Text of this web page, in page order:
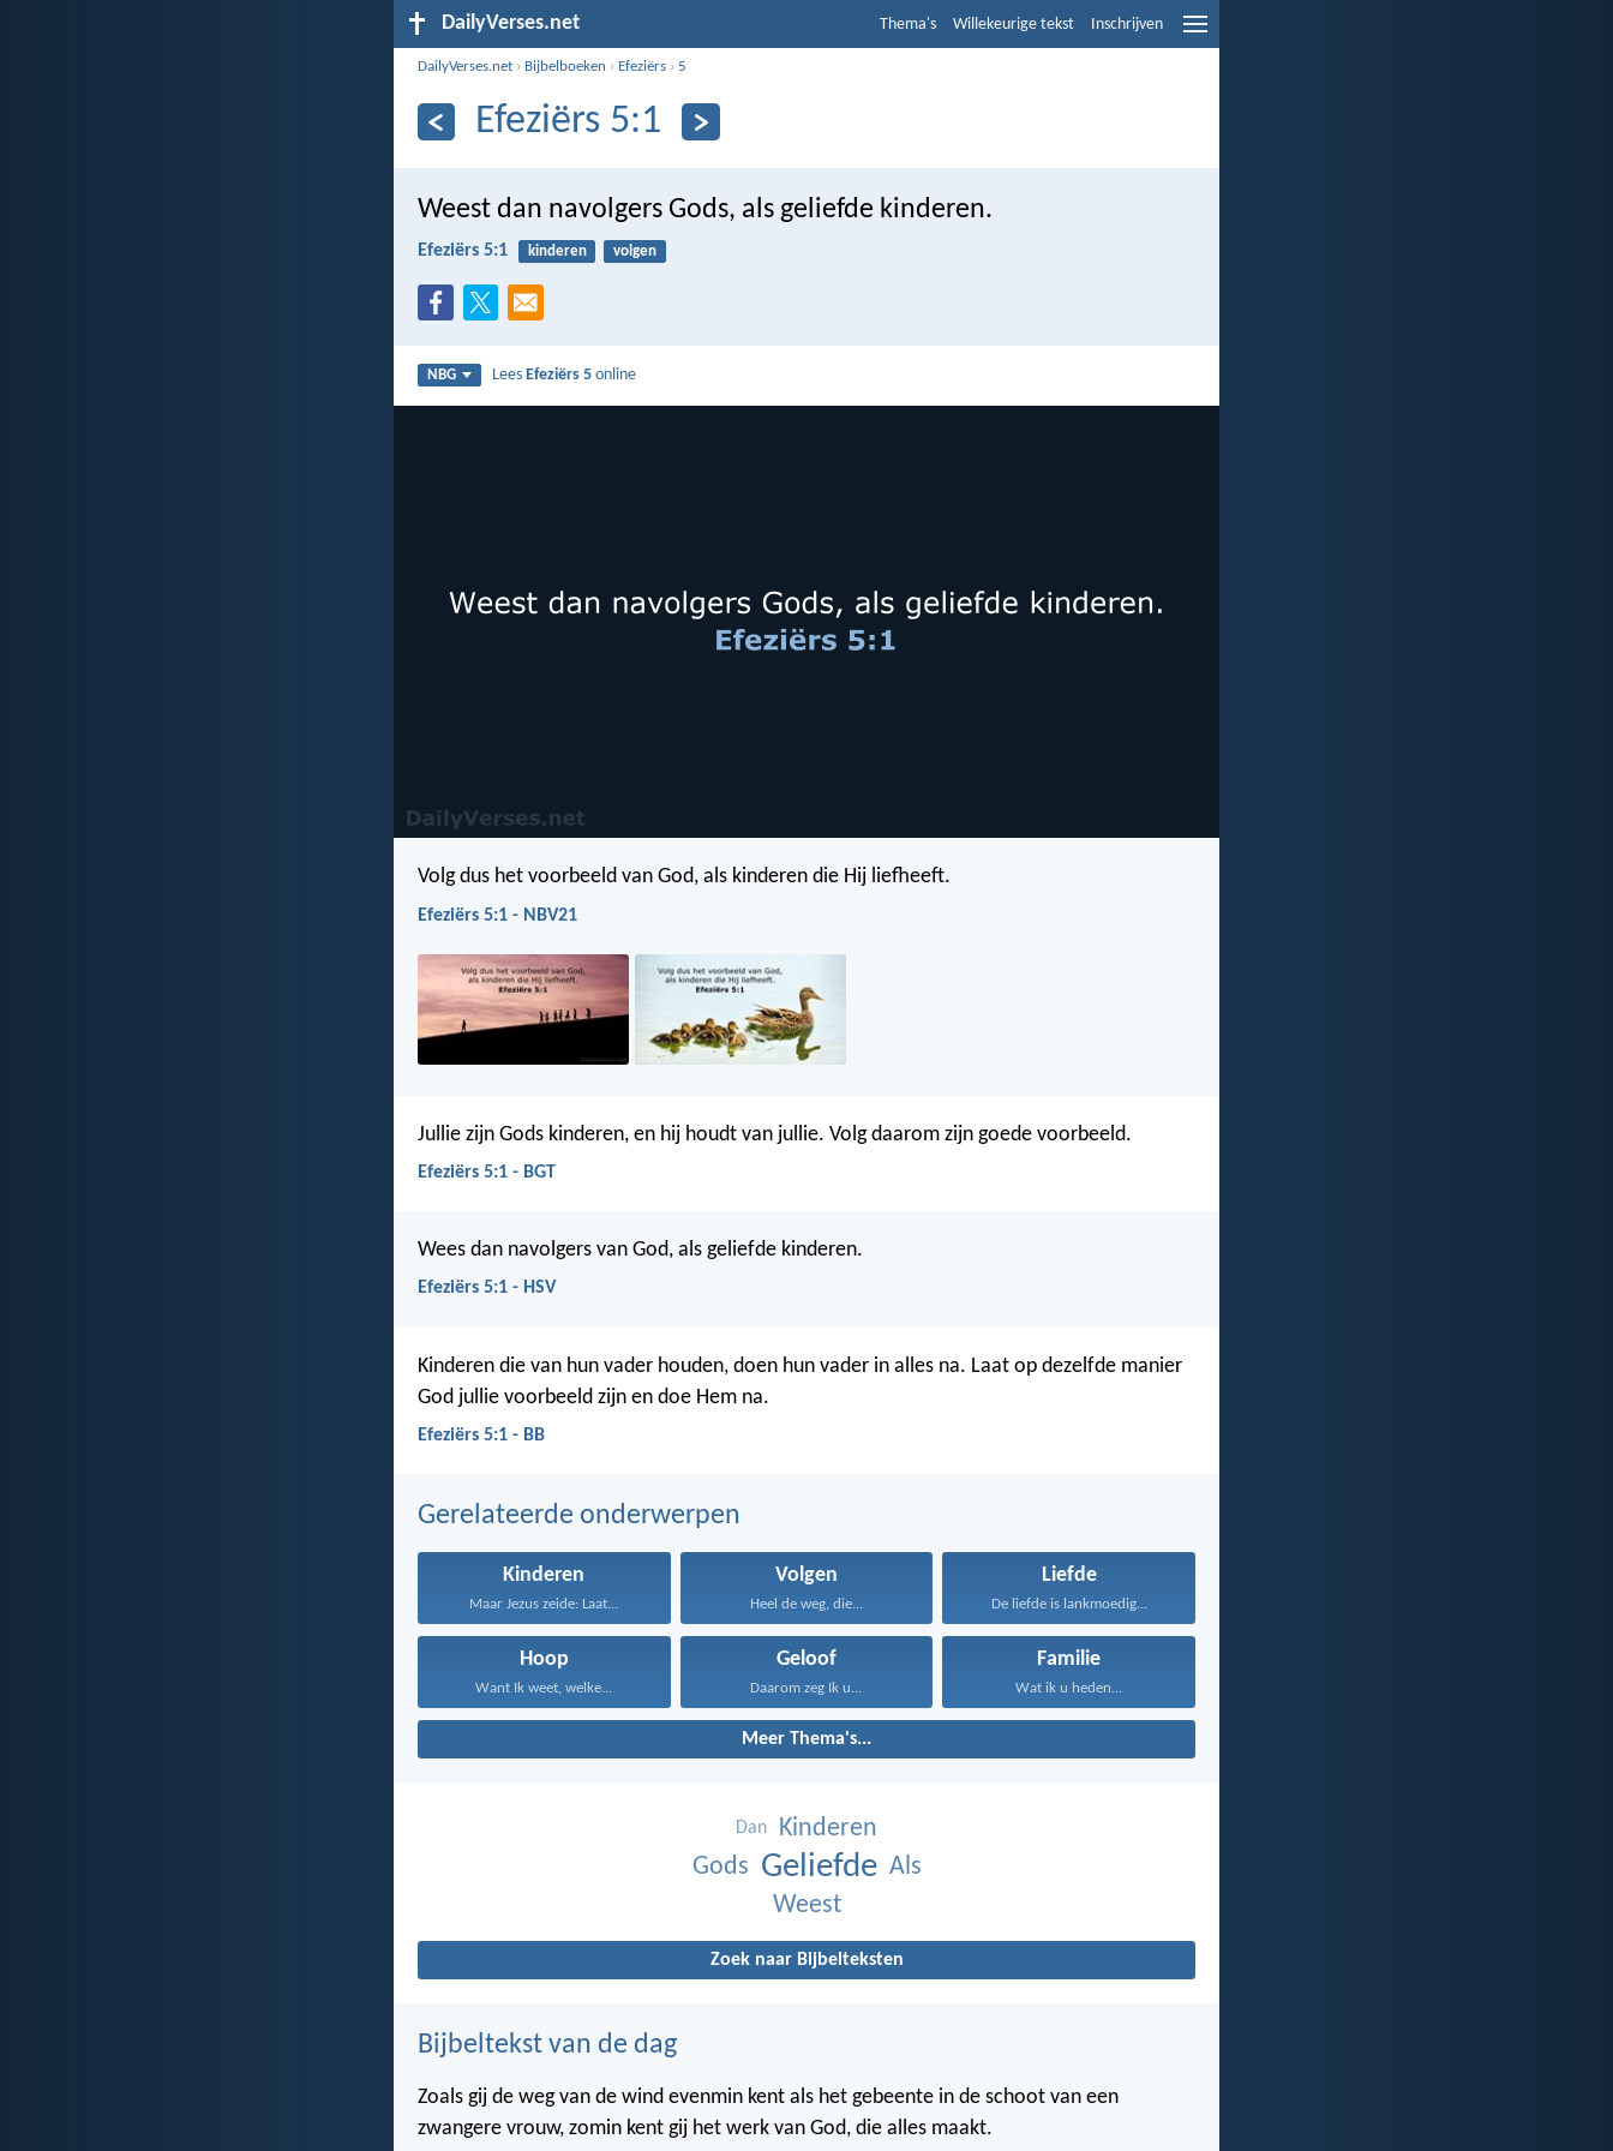
DailyVerses.net Thema's Willekeurige tekst Inschrijven
DailyVerses.net › Bijbelboeken › Efeziërs ›5
Efeziërs 5:1
Weest dan navolgers Gods, als geliefde kinderen.
Efeziërs 5:1 kinderen volgen
NBG LeesEfeziërs 5 online
Volg dus het voorbeeld van God, als kinderen die Hij liefheeft.
Efeziërs 5:1 - NBV21
Jullie zijn Gods kinderen, en hij houdt van jullie. Volg daarom zijn goede voorbeeld.
Efeziërs 5:1 - BGT
Wees dan navolgers van God, als geliefde kinderen.
Efeziërs 5:1 - HSV
Kinderen die van hun vader houden, doen hun vader in alles na. Laat op dezelfde manier
God jullie voorbeeld zijn en doe Hem na.
Efeziërs 5:1 - BB
Gerelateerde onderwerpen
Kinderen
Maar Jezus zeide: Laat...
Volgen
Heel de weg, die...
Liefde
De liefde is lankmoedig...
Hoop
Want Ik weet, welke...
Geloof
Daarom zeg Ik u...
Familie
Wat ik u heden...
Meer Thema's...
Dan
Kinderen
Gods Geliefde Als
Weest
Zoek naar Bijbelteksten
Bijbeltekst van de dag
Zoals gij de weg van de wind evenmin kent als het gebeente in de schoot van een
zwangere vrouw, zomin kent gij het werk van God, die alles maakt.